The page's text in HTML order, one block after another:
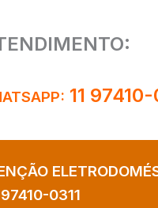
11 97410-
97410-0311